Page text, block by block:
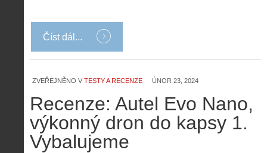
Číst dál...
ZVEŘEJNĚNO V TESTY A RECENZE ÚNOR 23, 2024
Recenze: Autel Evo Nano,
výkonný dron do kapsy 1.
Vybalujeme